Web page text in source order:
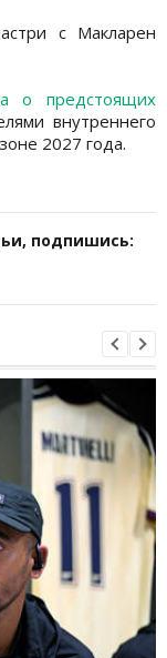
с Макларен
о предстоящих
внутреннего
2027 года.
подпишись: